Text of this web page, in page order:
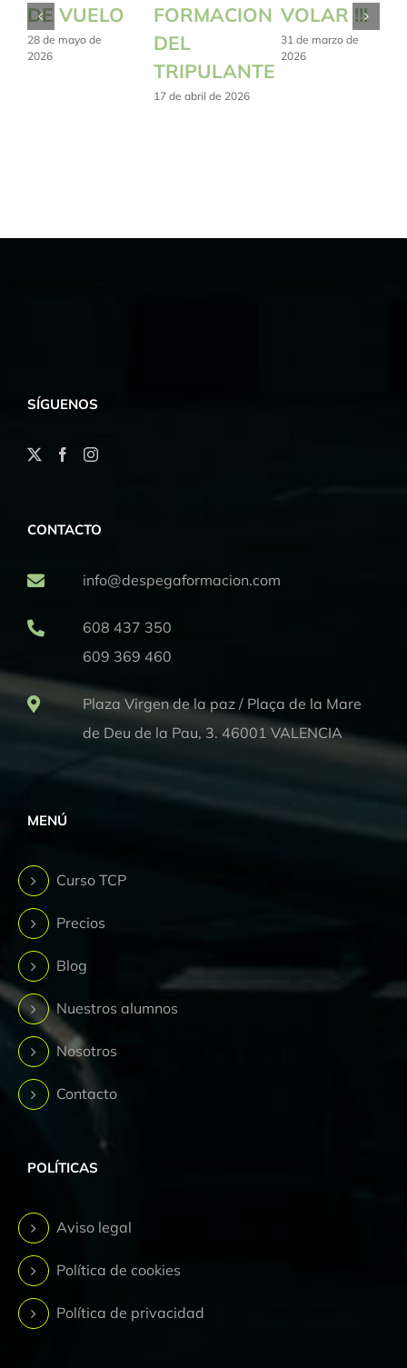
DE VUELO
28 de mayo de
2026
FORMACION
DEL
TRIPULANTE
17 de abril de 2026
VOLAR !!!
31 de marzo de
2026
SÍGUENOS
CONTACTO
info@despegaformacion.com
608 437 350
609 369 460
Plaza Virgen de la paz / Plaça de la Mare
de Deu de la Pau, 3. 46001 VALENCIA
MENÚ
Curso TCP
Precios
Blog
Nuestros alumnos
Nosotros
Contacto
POLÍTICAS
Aviso legal
Política de cookies
Política de privacidad